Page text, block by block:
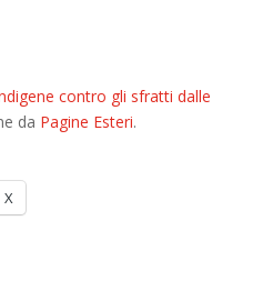
contro gli sfratti dalle
da Pagine Esteri.
X